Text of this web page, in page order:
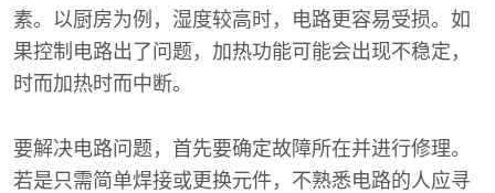
素。以厨房为例，湿度较高时，电路更容易受损。如
果控制电路出了问题，加热功能可能会出现不稳定，
时而加热时而中断。
要解决电路问题，首先要确定故障所在并进行修理。
若是只需简单焊接或更换元件，不熟悉电路的人应寻